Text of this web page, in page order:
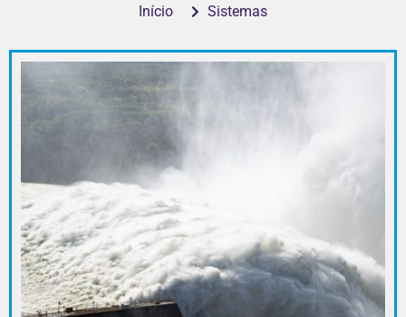
Início Sistemas